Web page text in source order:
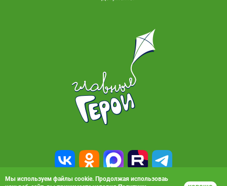
Мы используем файлы cookie. Продолжая использоваь